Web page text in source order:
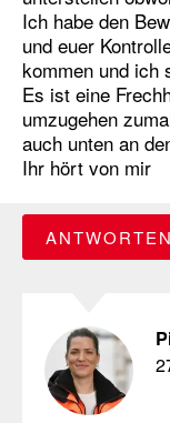
Ich habe den
und euer
kommen und ich
Es ist eine
umzugehen
auch unten an
Ihr hört von mir
ANTWORTEN